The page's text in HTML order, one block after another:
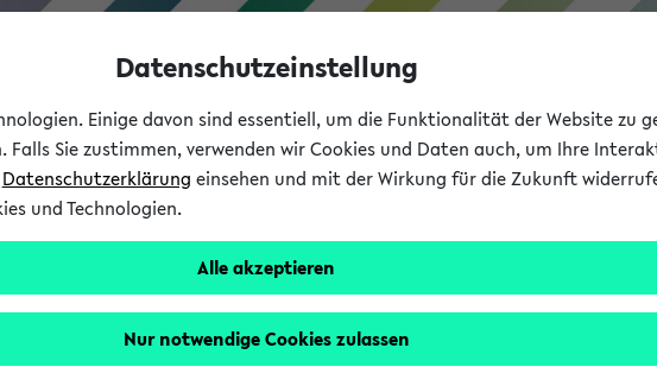
Studium
eKVV
Hinweise zur Kombisuche
Datenschutzeinstellung
Einige davon sind essentiell, um die Funktionalität der Website zu
Falls Sie zustimmen, verwenden wir Cookies und Daten auch, um Ihre
Datenschutzerklärung einsehen und mit der Wirkung für die Zukunft
und Technologien.
Alle akzeptieren
Nur notwendige Cookies zulassen